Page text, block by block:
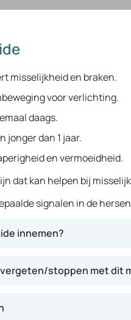
misselijkheid en braken.
voor verlichting.
daags.
jonger dan 1 jaar.
en vermoeidheid.
dat kan helpen bij
signalen in de
innemen?
stoppen met dit